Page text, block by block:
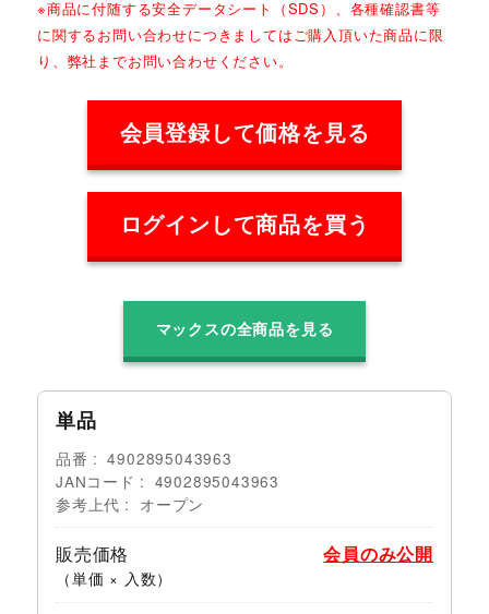
※商品に付随する安全データシート（SDS）、各種確認書等
に関するお問い合わせにつきましてはご購入頂いた商品に限
り、弊社までお問い合わせください。
会員登録して価格を見る
ログインして商品を買う
マックスの全商品を見る
単品
品番
4902895043963
JANコード
4902895043963
参考上代
オープン
販売価格
（単価 × 入数）
会員のみ公開